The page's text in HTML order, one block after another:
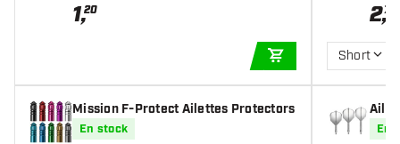
1,20
AJOUTER AU
Mission F-Protect Ailettes Protectors
En stock
2,70
Short
En